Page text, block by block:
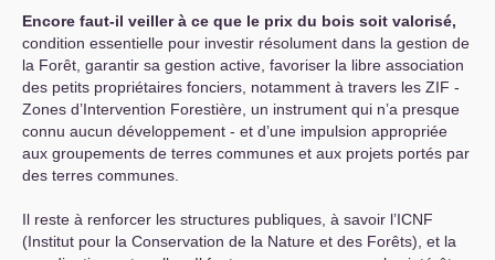
Encore faut-il veiller à ce que le prix du bois soit valorisé,
condition essentielle pour investir résolument dans la gestion de
la Forêt, garantir sa gestion active, favoriser la libre association
des petits propriétaires fonciers, notamment à travers les ZIF -
Zones d’Intervention Forestière, un instrument qui n’a presque
connu aucun développement - et d’une impulsion appropriée
aux groupements de terres communes et aux projets portés par
des terres communes.
Il reste à renforcer les structures publiques, à savoir l’ICNF
(Institut pour la Conservation de la Nature et des Forêts), et la